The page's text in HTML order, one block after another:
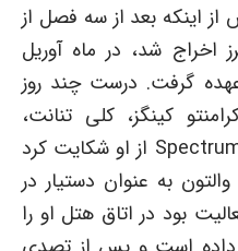
اینکه بعد از سه فصل از
اخراج شد، در ماه آوریل
گرفت. درست چند روز
کینگز، کلی تنانت،
مجری سابق Spectrum SportsNet LA از او شکایت کرد
۲۰۱۴ وقتی والتون به عنوان دستیار در
بود در اتاق هتل او را